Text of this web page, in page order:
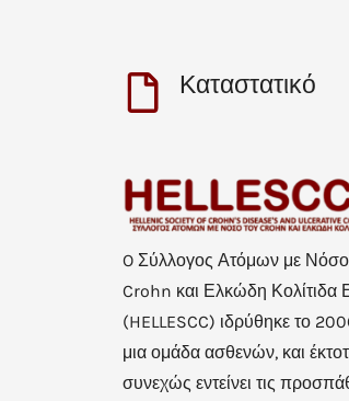
Καταστατικό
O Σύλλογος Ατόμων με
Crohn και Ελκώδη Κολίτιδα
(HELLESCC) ιδρύθηκε το
μια ομάδα ασθενών, και
συνεχώς εντείνει τις